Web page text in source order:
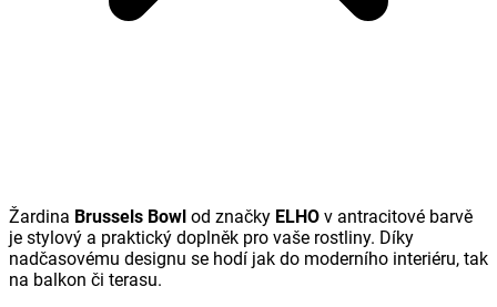
Žardina Brussels Bowl od značky ELHO v antracitové barvě
je stylový a praktický doplněk pro vaše rostliny. Díky
nadčasovému designu se hodí jak do moderního interiéru, tak
na balkon či terasu.